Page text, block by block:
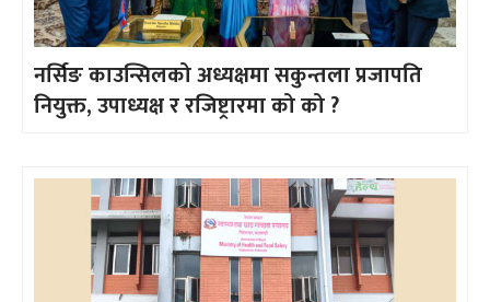
नर्सिङ काउन्सिलको अध्यक्षमा सकुन्तला प्रजापति
नियुक्त, उपाध्यक्ष र रजिष्ट्रारमा को को ?